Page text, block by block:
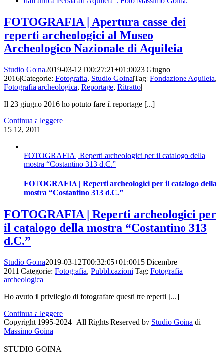
FOTOGRAFIA | Apertura casse dei
reperti archeologici al Museo
Archeologico Nazionale di Aquileia
Studio Goina2019-03-12T00:27:21+01:0023 Giugno
2016|Categorie: Fotografia, Studio Goina|Tag: Fondazione Aquileia,
Fotografia archeologica, Reportage, Ritratto|
Il 23 giugno 2016 ho potuto fare il reportage [...]
Continua a leggere
15 12, 2011
FOTOGRAFIA | Reperti archeologici per il catalogo della
mostra “Costantino 313 d.C.”
FOTOGRAFIA | Reperti archeologici per il catalogo della
mostra “Costantino 313 d.C.”
FOTOGRAFIA | Reperti archeologici per
il catalogo della mostra “Costantino 313
d.C.”
Studio Goina2019-03-12T00:32:05+01:0015 Dicembre
2011 |Categorie: Fotografia, Pubblicazioni|Tag: Fotografia
archeologica|
Ho avuto il privilegio di fotografare questi tre reperti [...]
Continua a leggere
Copyright 1995-2024 | All Rights Reserved by Studio Goina di
Massimo Goina
STUDIO GOINA